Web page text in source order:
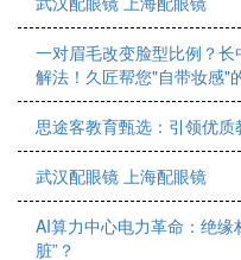
一对眉毛改变脸型比例？
解法！久匠帮您"自带妆感"
思途客教育甄选：引领优
武汉配眼镜 上海配眼镜
AI算力中心电力革命：绝
脏”？